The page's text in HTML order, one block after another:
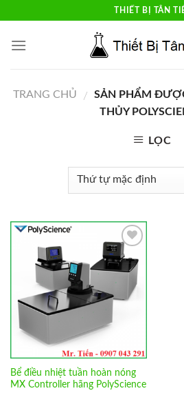
content
THIẾT BỊ TÂN
TRANG CHỦ /
SẢN PHẨM
THỦY
LỌC
Add to
Wishlist
Bể điều nhiệt tuần hoàn nóng
MX Controller hãng PolyScience